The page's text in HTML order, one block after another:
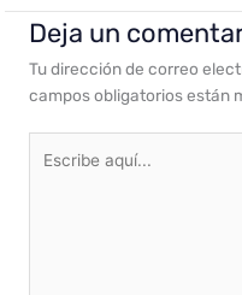
Deja un
Tu dirección de correo
campos obligatorios están
aquí...